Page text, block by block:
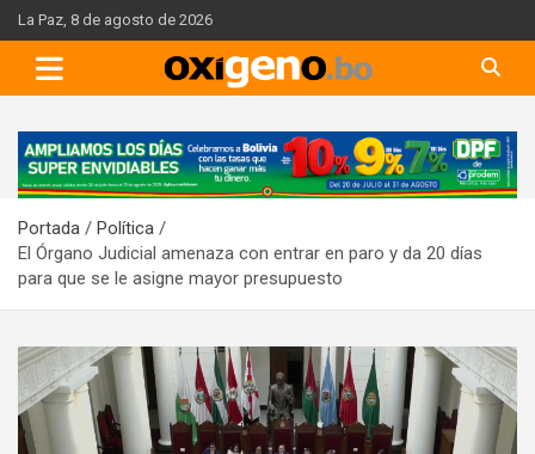
Skip
to
content
La Paz, 8 de agosto de 2026
A
d
e
r
t
s
e
Portada
Política
El Órgano Judicial amenaza con entrar en paro y da 20 días
para que se le asigne mayor presupuesto